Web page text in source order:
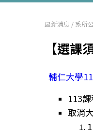
最新消息 / 系所
【選
輔仁大學
113
取消